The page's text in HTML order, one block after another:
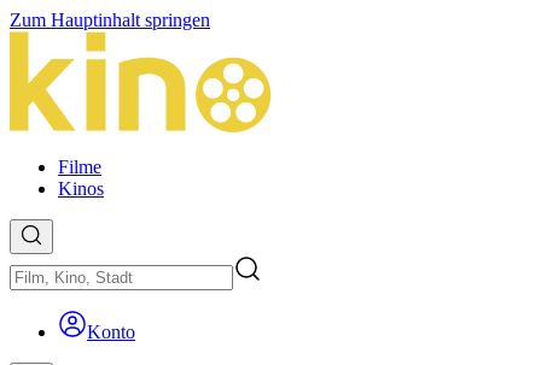
Zum Hauptinhalt springen
Filme
Kinos
Konto